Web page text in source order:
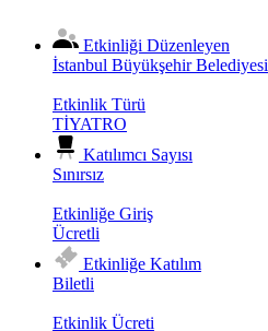
Etkinliği Düzenleyen
İstanbul Büyükşehir Belediyesi
Etkinlik Türü
TİYATRO
Katılımcı Sayısı
Sınırsız
Etkinliğe Giriş
Ücretli
Etkinliğe Katılım
Biletli
Etkinlik Ücreti